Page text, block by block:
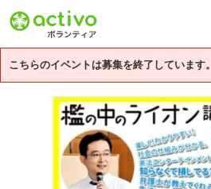
こちらのイベントは募集を終了しています。
基本情報 募集詳細